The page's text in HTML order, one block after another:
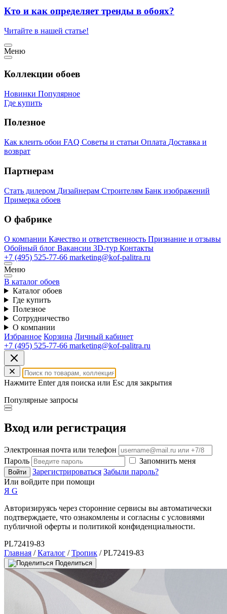
Кто и как определяет тренды в обоях?
Читайте в нашей статье!
Меню
Коллекции обоев
Новинки Популярное
Где купить
Полезное
Как клеить обои FAQ Советы и статьи Оплата Доставка и
возврат
Партнерам
Стать дилером Дизайнерам Строителям Банк изображений
Примерка обоев
О фабрике
О компании Качество и ответственность Признание и отзывы
Обойный блог Вакансии 3D-тур Контакты
+7 (495) 525-77-66 marketing@kof-palitra.ru
Меню
В каталог обоев
Каталог обоев
Где купить
Полезное
Сотрудничество
О компании
Избранное Корзина Личный кабинет
+7 (495) 525-77-66 marketing@kof-palitra.ru
Нажмите Enter для поиска или Esc для закрытия
Популярные запросы
Вход или регистрация
Электронная почта или телефон
Пароль
Запомнить меня
Войти Зарегистрироваться Забыли пароль?
Или войдите при помощи
Я G
Авторизируясь через сторонние сервисы вы автоматически
подтверждаете, что ознакомлены и согласны с условиями
публичной оферты и политикой конфиденциальности.
PL72419-83
Главная /Каталог /Тропик / PL72419-83
Поделиться